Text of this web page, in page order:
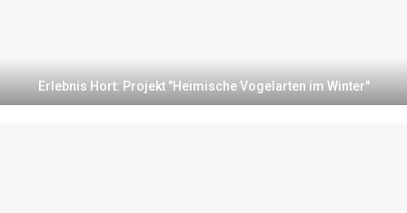
Erlebnis Hort: Projekt "Heimische Vogelarten im Winter"